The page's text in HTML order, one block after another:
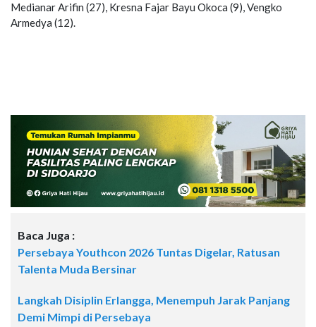
Medianar Arifin (27), Kresna Fajar Bayu Okoca (9), Vengko
Armedya (12).
Baca Juga :
Persebaya Youthcon 2026 Tuntas Digelar, Ratusan
Talenta Muda Bersinar
Langkah Disiplin Erlangga, Menempuh Jarak Panjang
Demi Mimpi di Persebaya